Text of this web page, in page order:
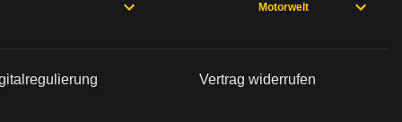
Motorwelt
Vertrag widerrufen